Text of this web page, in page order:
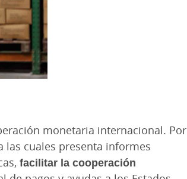
monetaria internacional. Por
las cuales presenta informes
facilitar la cooperación